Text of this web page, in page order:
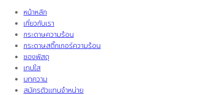
หน้าหลัก
เกี่ยวกับเรา
กระดาษความร้อน
กระดาษสติ๊กเกอร์ความร้อน
ซองพัสดุ
เทปใส
บทความ
สมัครตัวแทนจำหน่าย